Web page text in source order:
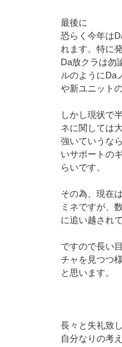
最後に
恐らく今年は
れます。特に
Da放クラは勿
ルのようにDa
や新ユニット
しかし現状で
ネに関しては
強いていうな
いサポートの
らいです。
その為、現在
ミネですが、
に追い越され
ですので長い
チャを見つつ
と思います。
長々と失礼致
自分なりの考